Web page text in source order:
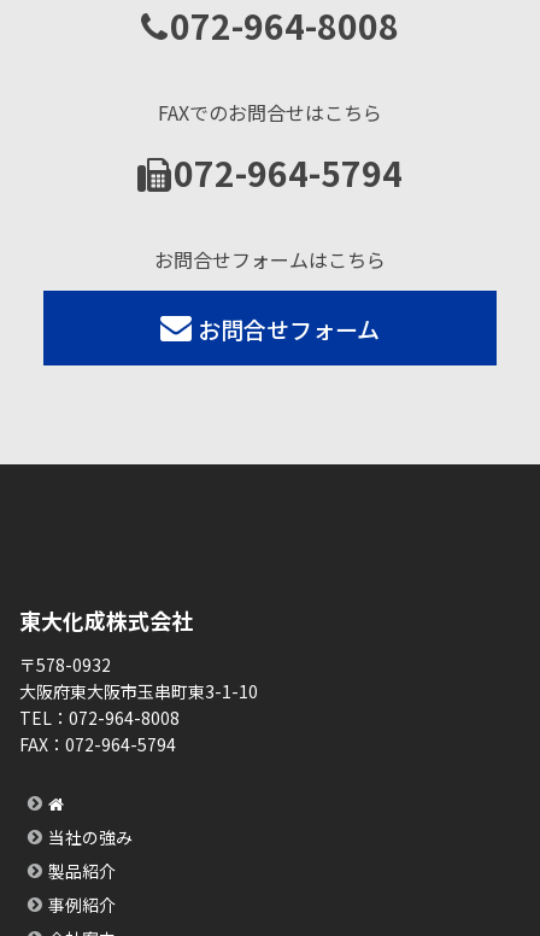
072-964-8008
FAXでのお問合せはこちら
072-964-5794
お問合せフォームはこちら
お問合せフォーム
東大化成株式会社
〒578-0932
大阪府東大阪市玉串町東3-1-10
TEL： 072-964-8008
FAX： 072-964-5794
当社の強み
製品紹介
事例紹介